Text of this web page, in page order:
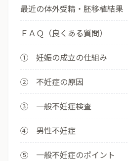
最近の体外受精・胚移植結果
ＦＡＱ（良くある質問）
① 妊娠の成立の仕組み
② 不妊症の原因
③ 一般不妊症検査
④ 男性不妊症
⑤ 一般不妊症のポイント